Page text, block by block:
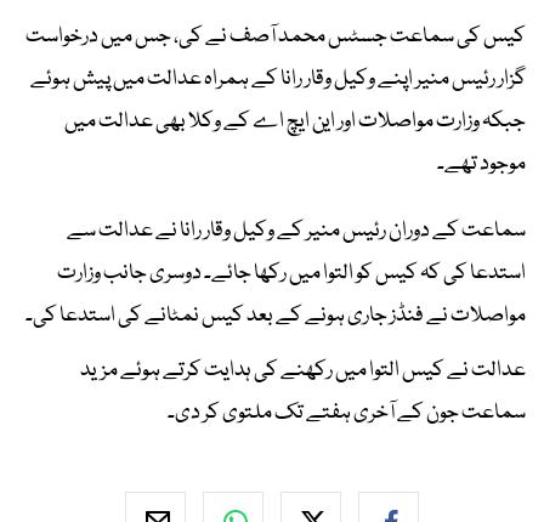
کیس کی سماعت جسٹس محمد آصف نے کی، جس میں درخواست
گزار رئیس منیر اپنے وکیل وقار رانا کے ہمراہ عدالت میں پیش ہوئے
جبکہ وزارت مواصلات اور این ایچ اے کے وکلا بھی عدالت میں
موجود تھے۔
سماعت کے دوران رئیس منیر کے وکیل وقار رانا نے عدالت سے
استدعا کی کہ کیس کو التوا میں رکھا جائے۔ دوسری جانب وزارت
مواصلات نے فنڈز جاری ہونے کے بعد کیس نمٹانے کی استدعا کی۔
عدالت نے کیس التوا میں رکھنے کی ہدایت کرتے ہوئے مزید
سماعت جون کے آخری ہفتے تک ملتوی کر دی۔